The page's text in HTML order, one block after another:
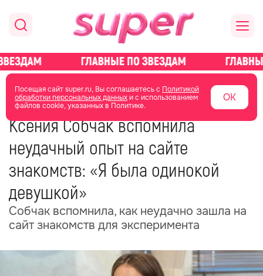
Посещая сайт super.ru, Вы соглашаетесь с Политикой
обработки персональных данныхи с использованием
файлов cookie, указанных в Политике.
ОК
главная новости о звездах новости
17 мая 18:29
Ксения Собчак вспомнила
неудачный опыт на сайте
знакомств: «Я была одинокой
девушкой»
Собчак вспомнила, как неудачно зашла на
сайт знакомств для эксперимента